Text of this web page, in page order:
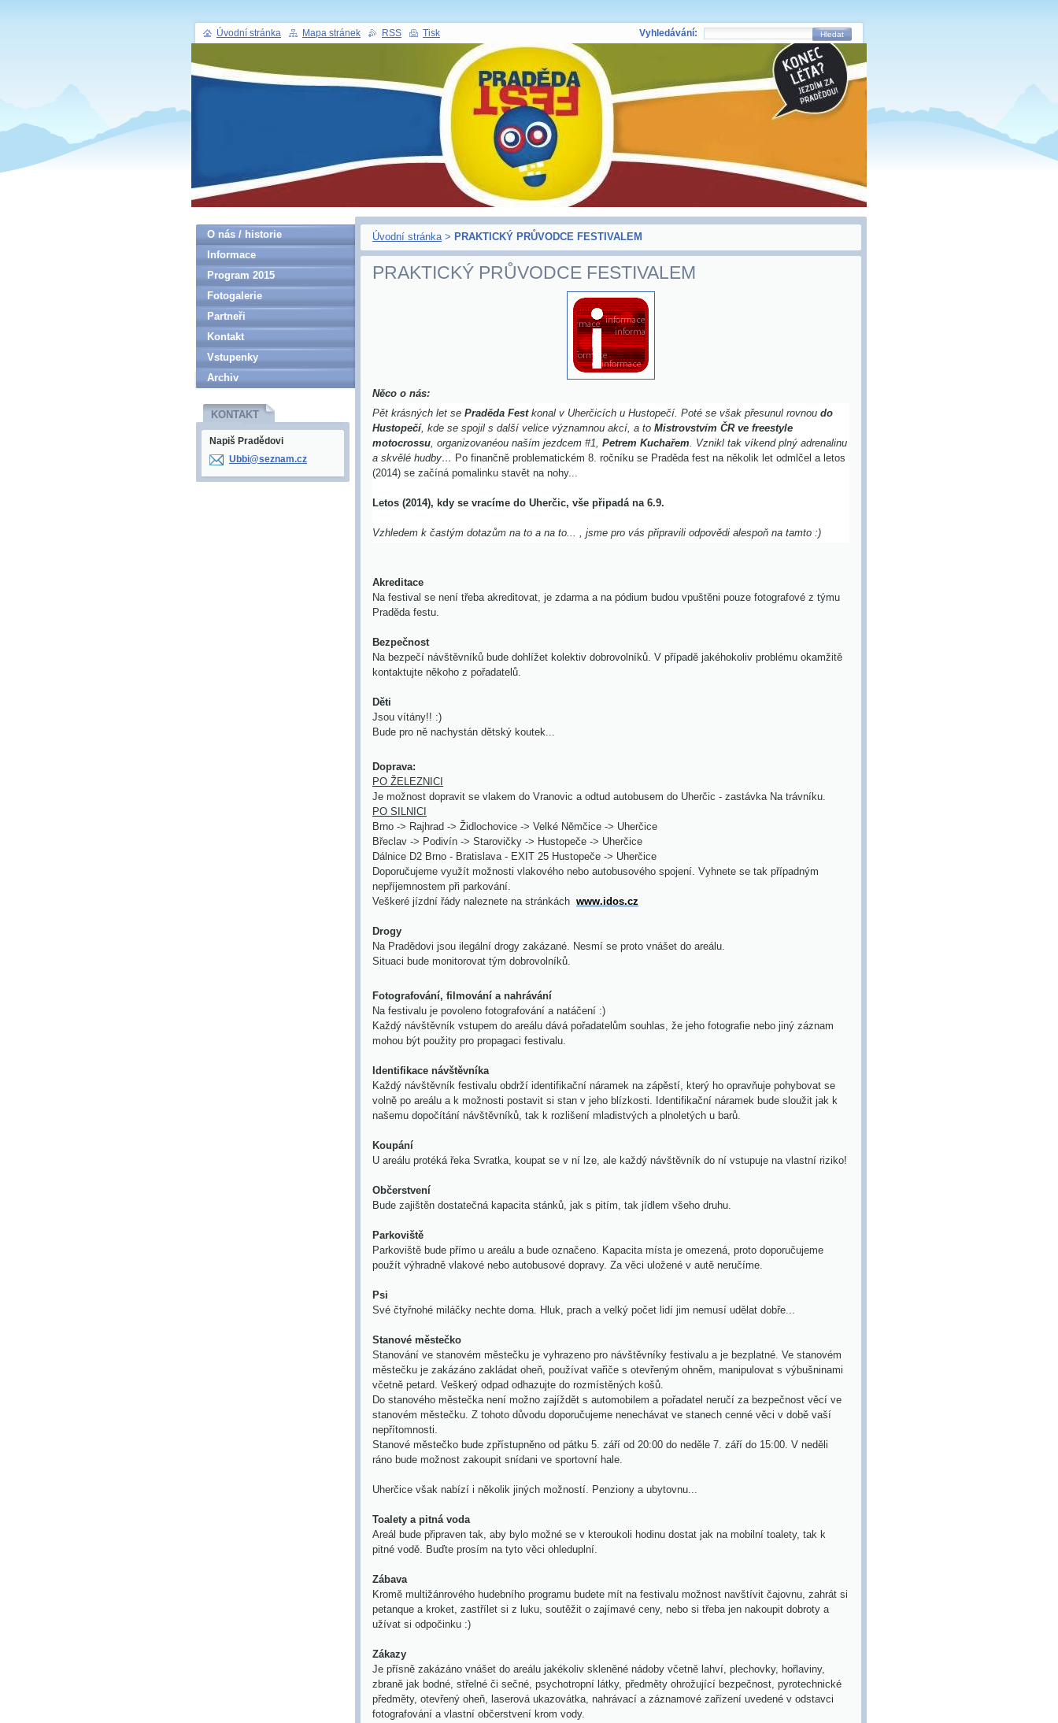
Úvodní stránka > PRAKTICKÝ PRŮVODCE FESTIVALEM
PRAKTICKÝ PRŮVODCE FESTIVALEM
Něco o nás:
Pět krásných let se Praděda Festkonal v Uherčicích u Hustopečí. Poté se však přesunul rovnou do
Hustopečí, kde se spojil s další velice významnou akcí, a to Mistrovstvím ČR ve freestyle
motocrossu, organizovanéou naším jezdcem #1, Petrem Kuchařem. Vznikl tak víkend plný adrenalinu
a skvělé hudby… Po finančně problematickém 8. ročníku se Praděda fest na několik let odmlčel a letos
(2014) se začíná pomalinku stavět na nohy...
Letos (2014), kdy se vracíme do Uherčic, vše připadá na 6.9.
Vzhledem k častým dotazům na to a na to... , jsme pro vás připravili odpovědi alespoň na tamto :)
Akreditace
Na festival se není třeba akreditovat, je zdarma a na pódium budou vpuštěni pouze fotografové z týmu
Praděda festu.
Bezpečnost
Na bezpečí návštěvníků bude dohlížet kolektiv dobrovolníků. V případě jakéhokoliv problému okamžitě
kontaktujte někoho z pořadatelů.
Děti
Jsou vítány!! :)
Bude pro ně nachystán dětský koutek...
Doprava:
PO ŽELEZNICI
Je možnost dopravit se vlakem do Vranovic a odtud autobusem do Uherčic - zastávka Na trávníku.
PO SILNICI
Brno -> Rajhrad -> Židlochovice -> Velké Němčice -> Uherčice
Břeclav -> Podivín -> Starovičky -> Hustopeče -> Uherčice
Dálnice D2 Brno - Bratislava - EXIT 25 Hustopeče -> Uherčice
Doporučujeme využít možnosti vlakového nebo autobusového spojení. Vyhnete se tak případným
nepříjemnostem při parkování.
Veškeré jízdní řády naleznete na stránkách www.idos.cz
Drogy
Na Pradědovi jsou ilegální drogy zakázané. Nesmí se proto vnášet do areálu.
Situaci bude monitorovat tým dobrovolníků.
Fotografování, filmování a nahrávání
Na festivalu je povoleno fotografování a natáčení :)
Každý návštěvník vstupem do areálu dává pořadatelům souhlas, že jeho fotografie nebo jiný záznam
mohou být použity pro propagaci festivalu.
Identifikace návštěvníka
Každý návštěvník festivalu obdrží identifikační náramek na zápěstí, který ho opravňuje pohybovat se
volně po areálu a k možnosti postavit si stan v jeho blízkosti. Identifikační náramek bude sloužit jak k
našemu dopočítání návštěvníků, tak k rozlišení mladistvých a plnoletých u barů.
Koupání
U areálu protéká řeka Svratka, koupat se v ní lze, ale každý návštěvník do ní vstupuje na vlastní riziko!
Občerstvení
Bude zajištěn dostatečná kapacita stánků, jak s pitím, tak jídlem všeho druhu.
Parkoviště
Parkoviště bude přímo u areálu a bude označeno. Kapacita místa je omezená, proto doporučujeme
použít výhradně vlakové nebo autobusové dopravy. Za věci uložené v autě neručíme.
Psi
Své čtyřnohé miláčky nechte doma. Hluk, prach a velký počet lidí jim nemusí udělat dobře...
Stanové městečko
Stanování ve stanovém městečku je vyhrazeno pro návštěvníky festivalu a je bezplatné. Ve stanovém
městečku je zakázáno zakládat oheň, používat vařiče s otevřeným ohněm, manipulovat s výbušninami
včetně petard. Veškerý odpad odhazujte do rozmístěných košů.
Do stanového městečka není možno zajíždět s automobilem a pořadatel neručí za bezpečnost věcí ve
stanovém městečku. Z tohoto důvodu doporučujeme nenechávat ve stanech cenné věci v době vaší
nepřítomnosti.
Stanové městečko bude zpřístupněno od pátku 5. září od 20:00 do neděle 7. září do 15:00. V neděli
ráno bude možnost zakoupit snídani ve sportovní hale.
Uherčice však nabízí i několik jiných možností. Penziony a ubytovnu...
Toalety a pitná voda
Areál bude připraven tak, aby bylo možné se v kteroukoli hodinu dostat jak na mobilní toalety, tak k
pitné vodě. Buďte prosím na tyto věci ohleduplní.
Zábava
Kromě multižánrového hudebního programu budete mít na festivalu možnost navštívit čajovnu, zahrát si
petanque a kroket, zastřílet si z luku, soutěžit o zajímavé ceny, nebo si třeba jen nakoupit dobroty a
užívat si odpočinku :)
Zákazy
Je přísně zakázáno vnášet do areálu jakékoliv skleněné nádoby včetně lahví, plechovky, hořlaviny,
zbraně jak bodné, střelné či sečné, psychotropní látky, předměty ohrožující bezpečnost, pyrotechnické
předměty, otevřený oheň, laserová ukazovátka, nahrávací a záznamové zařízení uvedené v odstavci
fotografování a vlastní občerstvení krom vody.
O nás / historie
Informace
Program 2015
Fotogalerie
Partneři
Kontakt
Vstupenky
Archiv
KONTAKT
Napiš Pradědovi
Ubbi@seznam.cz
Úvodní stránka Mapa stránek RSS Tisk Vyhledávání: Hledat